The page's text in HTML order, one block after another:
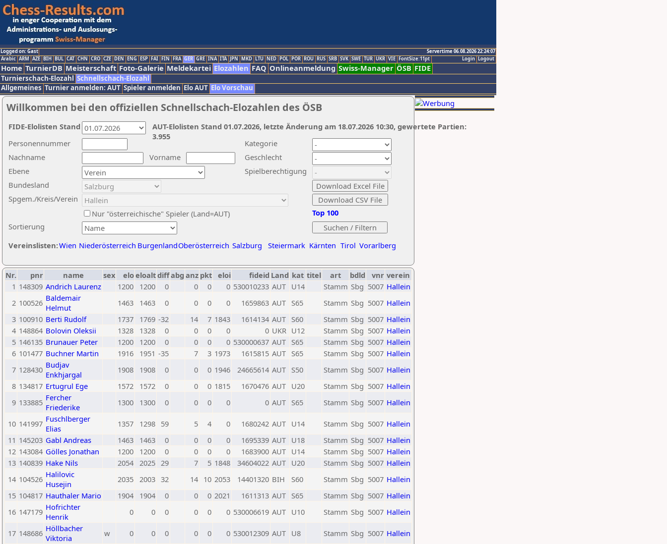
Logged on: Gast
Servertime 06.08.2026 22:24:07
Logout
Login
Arabic ARM AZE BIH BUL CAT CHN CRO CZE DEN ENG ESP FAI FIN FRA GER GRE INA ITA JPN MKD LTU NED POL POR ROU RUS SRB SVK SWE TUR UKR VIE FontSize:11pt
Home TurnierDB Meisterschaft Foto-Galerie Meldekartei Elozahlen FAQ Onlineanmeldung Swiss-Manager ÖSB FIDE
Turnierschach-Elozahl Schnellschach-Elozahl
Allgemeines Turnier anmelden: AUT Spieler anmelden Elo AUT Elo Vorschau
Willkommen bei den offiziellen Schnellschach-Elozahlen des ÖSB
Nachname
Vorname
Ebene
Kategorie
Sortierung
Personennummer
Bundesland
Spgem./Kreis/Verein
Geschlecht
Nur "österreichische" Spieler (Land=AUT)
Spielberechtigung
Vereinslisten:Wien Niederösterreich BurgenlandOberösterreich Salzburg Steiermark Kärnten Tirol Vorarlberg
Top 100
AUT-Elolisten Stand 01.07.2026, letzte Änderung am 18.07.2026 10:30, gewertete Partien:
3.955
FIDE-Elolisten Stand
Nr. pnr name sex eloeloaltdiffabg anz pkt eloi fideid Land kat titel art bdld vnr verein
1 148309 Andrich Laurenz 1200 1200 0 0 0 0 530010233 AUT U14 Stamm Sbg 5007 Hallein
2 100526 Baldemair
Helmut
1463 1463 0 0 0 0 1659863 AUT S65 Stamm Sbg 5007 Hallein
3 100910 Berti Rudolf 1737 1769 -32 14 7 1843 1614134 AUT S60 Stamm Sbg 5007 Hallein
4 148864 Bolovin Oleksii 1328 1328 0 0 0 0 0 UKR U12 Stamm Sbg 5007 Hallein
5 146135 Brunauer Peter 1200 1200 0 0 0 0 530000637 AUT S65 Stamm Sbg 5007 Hallein
6 101477 Buchner Martin 1916 1951 -35 7 3 1973 1615815 AUT S65 Stamm Sbg 5007 Hallein
7 128430 Budjav
Enkhjargal
1908 1908 0 0 0 1946 24665614 AUT S50 Stamm Sbg 5007 Hallein
8 134817 Ertugrul Ege 1572 1572 0 0 0 1815 1670476 AUT U20 Stamm Sbg 5007 Hallein
9 133885 Fercher
Friederike
1300 1300 0 0 0 0 0 AUT S65 Stamm Sbg 5007 Hallein
10 141997 Fuschlberger
Elias
1357 1298 59 5 4 0 1680242 AUT U14 Stamm Sbg 5007 Hallein
11 145203 Gabl Andreas 1463 1463 0 0 0 0 1695339 AUT U18 Stamm Sbg 5007 Hallein
12 143084 Gölles Jonathan 1200 1200 0 0 0 0 1683900 AUT U14 Stamm Sbg 5007 Hallein
13 140839 Hake Nils 2054 2025 29 7 5 1848 34604022 AUT U20 Stamm Sbg 5007 Hallein
14 104526 Halilovic
Husejin
2035 2003 32 14 10 2053 14401320 BIH S60 Stamm Sbg 5007 Hallein
15 104817 Hauthaler Mario 1904 1904 0 0 0 2021 1611313 AUT S65 Stamm Sbg 5007 Hallein
16 147179 Hofrichter
Henrik
0 0 0 0 0 0 530006619 AUT U10 Stamm Sbg 5007 Hallein
17 148686 Höllbacher
Viktoria
w 0 0 0 0 0 0 530012309 AUT U8 Stamm Sbg 5007 Hallein